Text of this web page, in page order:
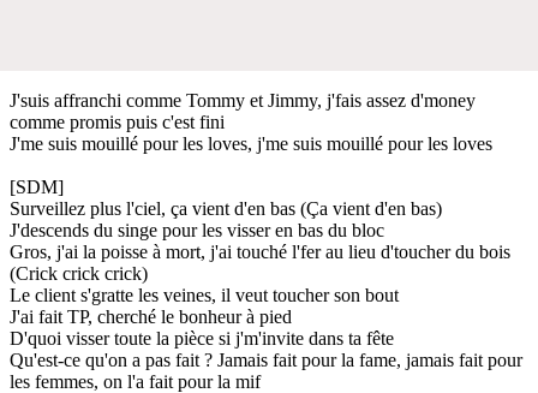
J'suis affranchi comme Tommy et Jimmy, j'fais assez d'money
comme promis puis c'est fini
J'me suis mouillé pour les loves, j'me suis mouillé pour les loves
[SDM]
Surveillez plus l'ciel, ça vient d'en bas (Ça vient d'en bas)
J'descends du singe pour les visser en bas du bloc
Gros, j'ai la poisse à mort, j'ai touché l'fer au lieu d'toucher du bois
(Crick crick crick)
Le client s'gratte les veines, il veut toucher son bout
J'ai fait TP, cherché le bonheur à pied
D'quoi visser toute la pièce si j'm'invite dans ta fête
Qu'est-ce qu'on a pas fait ? Jamais fait pour la fame, jamais fait pour
les femmes, on l'a fait pour la mif